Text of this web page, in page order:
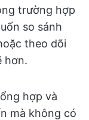
trường hợp
so sánh
theo dõi
hơn.
hợp và
mà không có